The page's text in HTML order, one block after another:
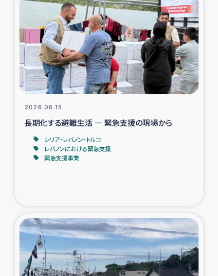
タイ国境ミャンマー移民子ども支援
漁民によるマングローブ植林活動
レバノンでのシリア難民への食糧・越冬支援
レバノンにおける緊急支援
レバノンでのシリア難民への教育支援事業
海外ルーツの市民との共生
復興応援隊の活動
仮設住宅生活支援・農業復興支援
2026.06.15
長期化する避難生活 ― 緊急支援の現場から
シリア・レバノン・トルコ
レバノンにおける緊急支援
緊急支援事業